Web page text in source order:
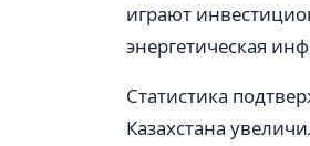
играют
энергетическая
Статистика
Казахстана